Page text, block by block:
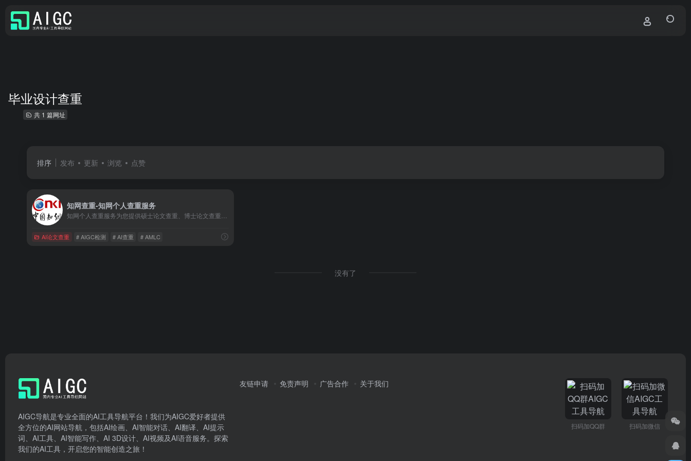
毕业设计查重
共 1 篇网址
排序 发布 更新 浏览 点赞
知网查重-知网个人查重服务
AI论文查重 # AIGC检测 # AI查重 # AMLC
没有了
AIGC导航是专业全面的AI工具导航平台！我们为AIGC爱好者提供
全方位的AI网站导航，包括AI绘画、AI智能对话、AI翻译、AI提示
词、AI工具、AI智能写作、AI 3D设计、AI视频及AI语音服务。探索
我们的AI工具，开启您的智能创造之旅！
友链申请 免责声明 广告合作 关于我们
扫码加QQ群 扫码加微信